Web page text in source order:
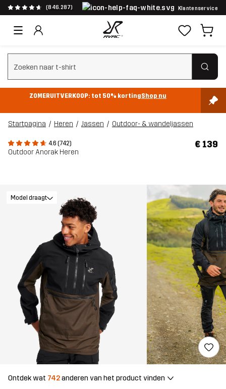
(846.287) Klantenservice
Zoeken wissen
ZOMERUITVERKOOP: tot 50% kortingShop nu
Startpagina Heren Jassen Outdoor- & wandeljassen
4.6 (742)
Outdoor Anorak Heren
€ 139
Model draagt
Ontdek wat 742anderen van het product vinden